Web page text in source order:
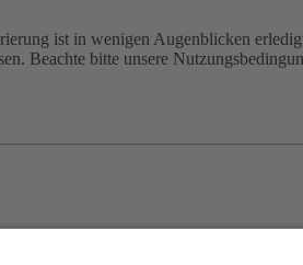
ist in wenigen Augenblicken
Beachte bitte unsere